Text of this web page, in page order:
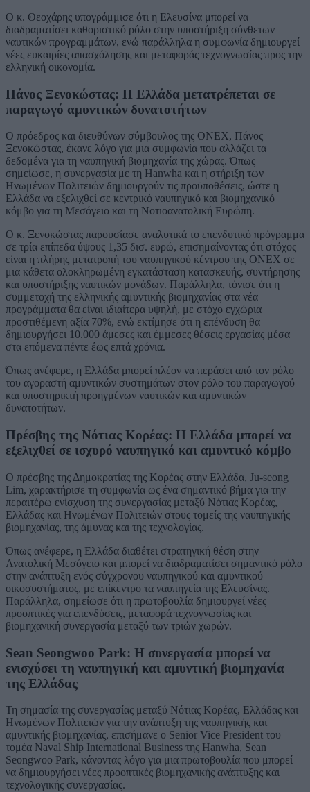
Ο κ. Θεοχάρης υπογράμμισε ότι η Ελευσίνα μπορεί να
διαδραματίσει καθοριστικό ρόλο στην υποστήριξη σύνθετων
ναυτικών προγραμμάτων, ενώ παράλληλα η συμφωνία δημιουργεί
νέες ευκαιρίες απασχόλησης και μεταφοράς τεχνογνωσίας προς την
ελληνική οικονομία.
Πάνος Ξενοκώστας: Η Ελλάδα μετατρέπεται σε
παραγωγό αμυντικών δυνατοτήτων
Ο πρόεδρος και διευθύνων σύμβουλος της ONEX, Πάνος
Ξενοκώστας, έκανε λόγο για μια συμφωνία που αλλάζει τα
δεδομένα για τη ναυπηγική βιομηχανία της χώρας. Όπως
σημείωσε, η συνεργασία με τη Hanwha και η στήριξη των
Ηνωμένων Πολιτειών δημιουργούν τις προϋποθέσεις, ώστε η
Ελλάδα να εξελιχθεί σε κεντρικό ναυπηγικό και βιομηχανικό
κόμβο για τη Μεσόγειο και τη Νοτιοανατολική Ευρώπη.
Ο κ. Ξενοκώστας παρουσίασε αναλυτικά το επενδυτικό πρόγραμμα
σε τρία επίπεδα ύψους 1,35 δισ. ευρώ, επισημαίνοντας ότι στόχος
είναι η πλήρης μετατροπή του ναυπηγικού κέντρου της ONEX σε
μια κάθετα ολοκληρωμένη εγκατάσταση κατασκευής, συντήρησης
και υποστήριξης ναυτικών μονάδων. Παράλληλα, τόνισε ότι η
συμμετοχή της ελληνικής αμυντικής βιομηχανίας στα νέα
προγράμματα θα είναι ιδιαίτερα υψηλή, με στόχο εγχώρια
προστιθέμενη αξία 70%, ενώ εκτίμησε ότι η επένδυση θα
δημιουργήσει 10.000 άμεσες και έμμεσες θέσεις εργασίας μέσα
στα επόμενα πέντε έως επτά χρόνια.
Όπως ανέφερε, η Ελλάδα μπορεί πλέον να περάσει από τον ρόλο
του αγοραστή αμυντικών συστημάτων στον ρόλο του παραγωγού
και υποστηρικτή προηγμένων ναυτικών και αμυντικών
δυνατοτήτων.
Πρέσβης της Νότιας Κορέας: Η Ελλάδα μπορεί να
εξελιχθεί σε ισχυρό ναυπηγικό και αμυντικό κόμβο
Ο πρέσβης της Δημοκρατίας της Κορέας στην Ελλάδα, Ju-seong
Lim, χαρακτήρισε τη συμφωνία ως ένα σημαντικό βήμα για την
περαιτέρω ενίσχυση της συνεργασίας μεταξύ Νότιας Κορέας,
Ελλάδας και Ηνωμένων Πολιτειών στους τομείς της ναυπηγικής
βιομηχανίας, της άμυνας και της τεχνολογίας.
Όπως ανέφερε, η Ελλάδα διαθέτει στρατηγική θέση στην
Ανατολική Μεσόγειο και μπορεί να διαδραματίσει σημαντικό ρόλο
στην ανάπτυξη ενός σύγχρονου ναυπηγικού και αμυντικού
οικοσυστήματος, με επίκεντρο τα ναυπηγεία της Ελευσίνας.
Παράλληλα, σημείωσε ότι η πρωτοβουλία δημιουργεί νέες
προοπτικές για επενδύσεις, μεταφορά τεχνογνωσίας και
βιομηχανική συνεργασία μεταξύ των τριών χωρών.
Sean Seongwoo Park: Η συνεργασία μπορεί να
ενισχύσει τη ναυπηγική και αμυντική βιομηχανία
της Ελλάδας
Τη σημασία της συνεργασίας μεταξύ Νότιας Κορέας, Ελλάδας και
Ηνωμένων Πολιτειών για την ανάπτυξη της ναυπηγικής και
αμυντικής βιομηχανίας, επισήμανε ο Senior Vice President του
τομέα Naval Ship International Business της Hanwha, Sean
Seongwoo Park, κάνοντας λόγο για μια πρωτοβουλία που μπορεί
να δημιουργήσει νέες προοπτικές βιομηχανικής ανάπτυξης και
τεχνολογικής συνεργασίας.